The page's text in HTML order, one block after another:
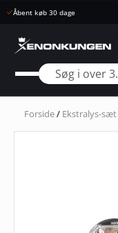
Hurtig levering
Forside/ Ekstralys-sæt